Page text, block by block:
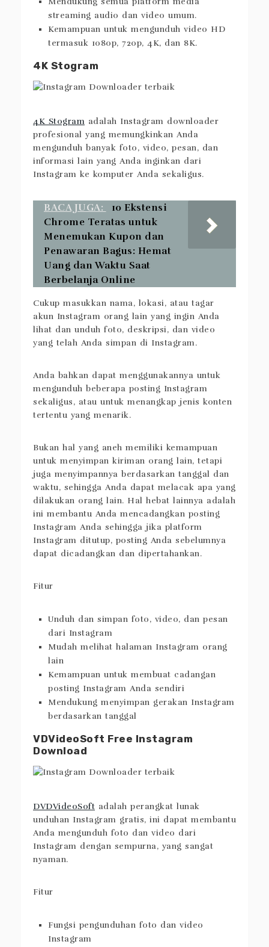
streaming audio dan video umum.
Kemampuan untuk mengunduh video HD
termasuk 1080p, 720p, 4K, dan 8K.
4K Stogram
4K Stogram adalah Instagram downloader
profesional yang memungkinkan Anda
mengunduh banyak foto, video, pesan, dan
informasi lain yang Anda inginkan dari
Instagram ke komputer Anda sekaligus.
BACA JUGA:
10 Ekstensi
Chrome Teratas untuk
Menemukan Kupon dan
Penawaran Bagus: Hemat
Uang dan Waktu Saat
Berbelanja Online
Cukup masukkan nama, lokasi, atau tagar
akun Instagram orang lain yang ingin Anda
lihat dan unduh foto, deskripsi, dan video
yang telah Anda simpan di Instagram.
Anda bahkan dapat menggunakannya untuk
mengunduh beberapa posting Instagram
sekaligus, atau untuk menangkap jenis konten
tertentu yang menarik.
Bukan hal yang aneh memiliki kemampuan
untuk menyimpan kiriman orang lain, tetapi
juga menyimpannya berdasarkan tanggal dan
waktu, sehingga Anda dapat melacak apa yang
dilakukan orang lain. Hal hebat lainnya adalah
ini membantu Anda mencadangkan posting
Instagram Anda sehingga jika platform
Instagram ditutup, posting Anda sebelumnya
dapat dicadangkan dan dipertahankan.
Fitur
Unduh dan simpan foto, video, dan pesan
dari Instagram
Mudah melihat halaman Instagram orang
lain
Kemampuan untuk membuat cadangan
posting Instagram Anda sendiri
Mendukung menyimpan gerakan Instagram
berdasarkan tanggal
VDVideoSoft Free Instagram
Download
DVDVideoSoft adalah perangkat lunak
unduhan Instagram gratis, ini dapat membantu
Anda mengunduh foto dan video dari
Instagram dengan sempurna, yang sangat
nyaman.
Fitur
Fungsi pengunduhan foto dan video
Instagram